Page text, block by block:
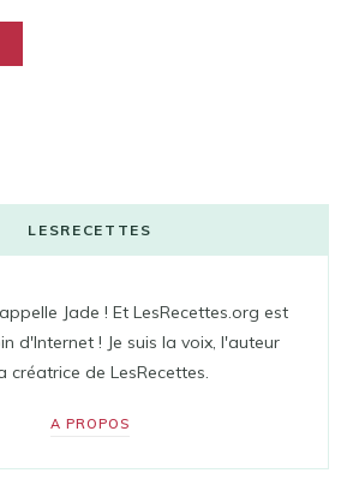
LESRECETTES
Jade ! Et LesRecettes.org est
d'Internet ! Je suis la voix, l'auteur
créatrice de LesRecettes.
A PROPOS